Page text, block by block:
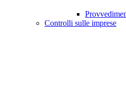
Controlli sulle imprese